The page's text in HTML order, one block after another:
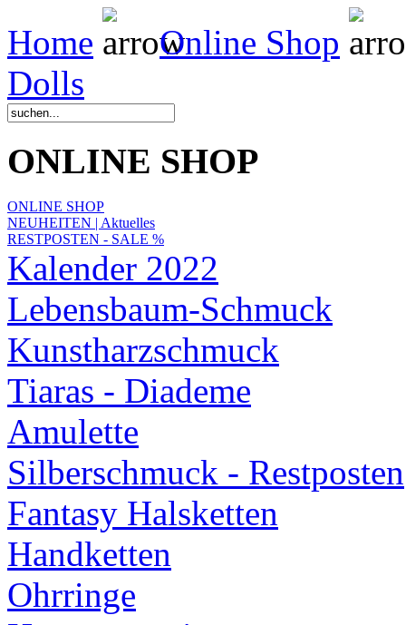
Home
Online Shop
Dolls
ONLINE SHOP
ONLINE SHOP
NEUHEITEN | Aktuelles
RESTPOSTEN - SALE %
Kalender 2022
Lebensbaum-Schmuck
Kunstharzschmuck
Tiaras - Diademe
Amulette
Silberschmuck - Restposten
Fantasy Halsketten
Handketten
Ohrringe